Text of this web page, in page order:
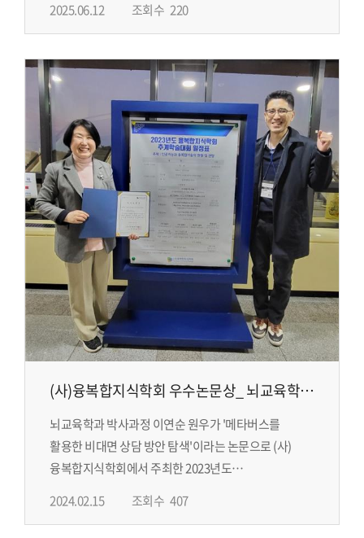
2025.06.12 조회수 220
(사)융복합지식학회 우수논문상_ 뇌교육학과
박사과정 이연순 원우
뇌교육학과 박사과정 이연순 원우가 '메타버스를
활용한 비대면 상담 방안 탐색'이라는 논문으로 (사)
융복합지식학회에서 주최한 2023년도
2024.02.15 조회수 407